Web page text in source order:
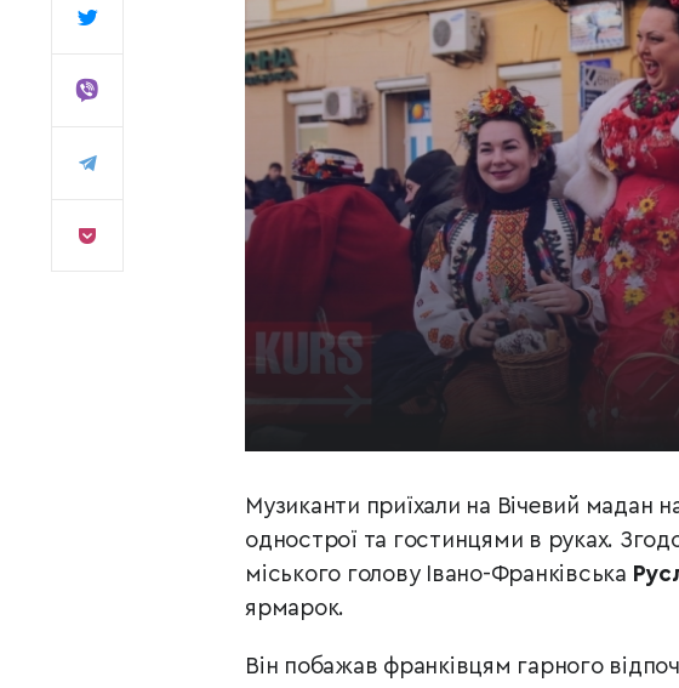
Музиканти приїхали на Вічевий мадан
однострої та гостинцями в руках.
міського голову Івано-Франківська
ярмарок.
Він побажав франківцям гарного